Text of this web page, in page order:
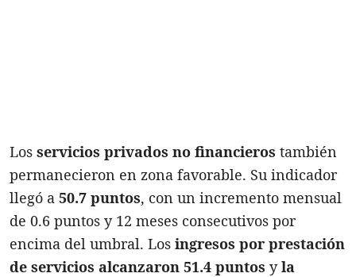
Los servicios privados no financieros también
permanecieron en zona favorable. Su indicador
llegó a 50.7 puntos, con un incremento mensual
de 0.6 puntos y 12 meses consecutivos por
encima del umbral. Los ingresos por prestación
de servicios alcanzaron 51.4 puntos yla